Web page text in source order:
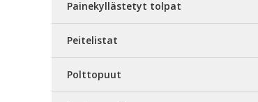
Painekyllästetyt tolpat
Peitelistat
Polttopuut